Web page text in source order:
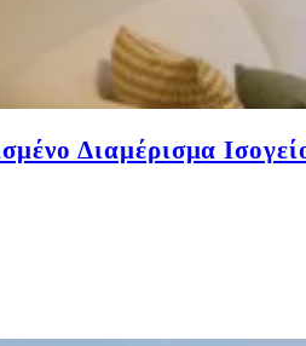
Διαμέρισμα